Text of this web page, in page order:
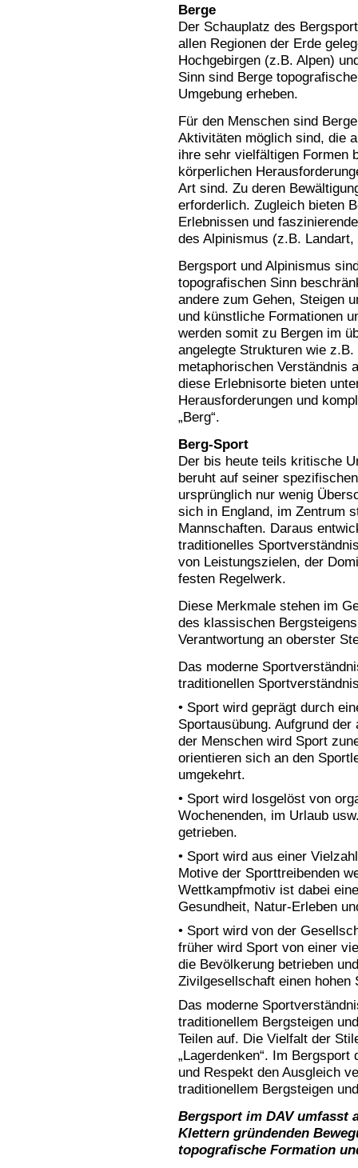
Berge
Der Schauplatz des
allen Regionen der Erde
Hochgebirgen (z.B. Alpen)
Sinn sind Berge
Umgebung erheben.
Für den Menschen sind
Aktivitäten möglich sind, die
ihre sehr vielfältigen Formen
körperlichen
Art sind. Zu deren
erforderlich. Zugleich bieten
Erlebnissen und
des Alpinismus (z.B.
Bergsport und Alpinismus
topografischen Sinn
andere zum Gehen, Steigen
und künstliche Formationen
werden somit zu Bergen im
angelegte Strukturen wie
metaphorischen Verständnis
diese Erlebnisorte bieten
Herausforderungen und
„Berg“.
Berg-Sport
Der bis heute teils kritische
beruht auf seiner
ursprünglich nur wenig
sich in England, im Zentrum
Mannschaften. Daraus
traditionelles
von Leistungszielen, der
festen Regelwerk.
Diese Merkmale stehen im
des klassischen
Verantwortung an oberster
Das moderne
traditionellen
• Sport wird geprägt durch
Sportausübung. Aufgrund
der Menschen wird Sport
orientieren sich an den
umgekehrt.
• Sport wird losgelöst von
Wochenenden, im Urlaub
getrieben.
• Sport wird aus einer
Motive der Sporttreibenden
Wettkampfmotiv ist dabei
Gesundheit, Natur-Erleben
• Sport wird von der
früher wird Sport von einer
die Bevölkerung betrieben
Zivilgesellschaft einen hohen
Das moderne
traditionellem Bergsteigen
Teilen auf. Die Vielfalt der
„Lagerdenken“. Im
und Respekt den Ausgleich
traditionellem Bergsteigen
Bergsport im DAV umfasst
Klettern gründenden
topografische Formation